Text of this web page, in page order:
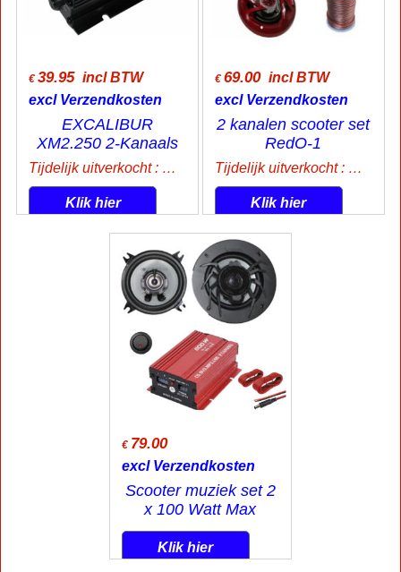
€ 39.95 incl BTW
excl Verzendkosten
EXCALIBUR
XM2.250 2-Kanaals
Tijdelijk uitverkocht : mail voor Info
Klik hier
€ 69.00 incl BTW
excl Verzendkosten
2 kanalen scooter set
RedO-1
Tijdelijk uitverkocht : mail voor Info
Klik hier
€ 79.00
excl Verzendkosten
Scooter muziek set 2
x 100 Watt Max
Klik hier